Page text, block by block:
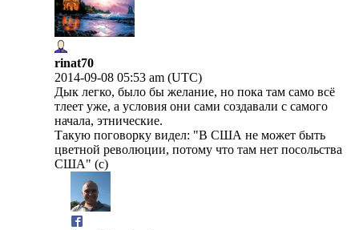
rinat70
2014-09-08 05:53 am (UTC)
Дык легко, было бы желание, но пока там само всё
тлеет уже, а условия они сами создавали с самого
начала, этнические.
Такую поговорку видел: "В США не может быть
цветной революции, потому что там нет посольства
США" (с)